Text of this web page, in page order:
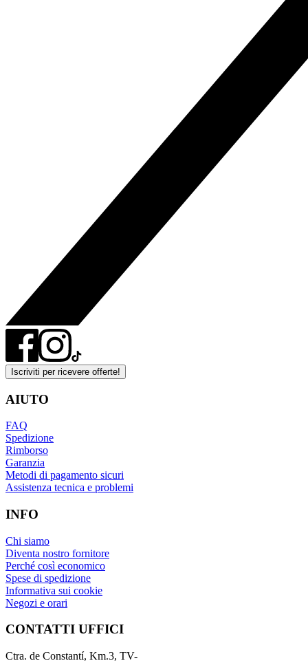
Iscriviti per ricevere offerte!
AIUTO
FAQ
Spedizione
Rimborso
Garanzia
Metodi di pagamento sicuri
Assistenza tecnica e problemi
INFO
Chi siamo
Diventa nostro fornitore
Perché così economico
Spese di spedizione
Informativa sui cookie
Negozi e orari
CONTATTI UFFICI
Ctra. de Constantí, Km.3, TV-